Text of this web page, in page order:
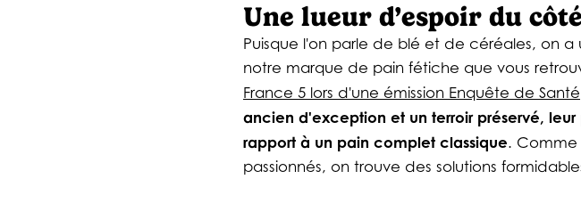
Une lueur d’espoir du
Puisque l'on parle de blé et de céréales, on
notre marque de pain fétiche que vous
France 5 lors d'une émission Enquête de Santé
ancien d'exception et un terroir préservé,
rapport à un pain complet classique.
passionnés, on trouve des solutions